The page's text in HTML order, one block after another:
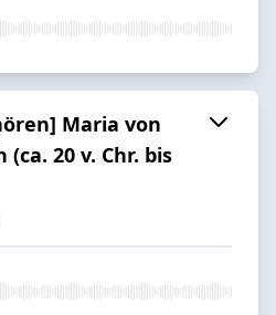
Maria von
(ca. 20 v. Chr. bis